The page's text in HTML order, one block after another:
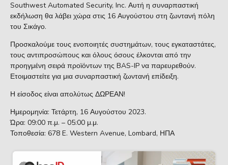
Southwest Automated Security, Inc. Αυτή η συναρπαστική
εκδήλωση θα λάβει χώρα στις 16 Αυγούστου στη ζωντανή πόλη
του Σικάγο.
Προσκαλούμε τους ενοποιητές συστημάτων, τους εγκαταστάτες,
τους αντιπροσώπους και όλους όσους έλκονται από την
προηγμένη σειρά προϊόντων της BAS-IP να παρευρεθούν.
Ετοιμαστείτε για μια συναρπαστική ζωντανή επίδειξη.
Η είσοδος είναι απολύτως ΔΩΡΕΑΝ!
Ημερομηνία: Τετάρτη, 16 Αυγούστου 2023.
Ώρα: 09:00 π.μ. – 05:00 μ.μ.
Τοποθεσία: 678 E. Western Avenue, Lombard, ΗΠΑ